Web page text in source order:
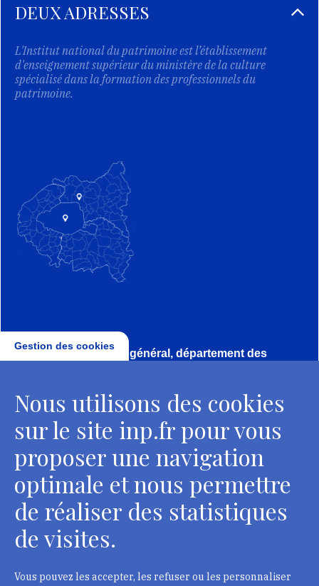
DEUX ADRESSES
L'Institut national du patrimoine est l’établissement
d'enseignement supérieur du ministère de la culture
spécialisé dans la formation des professionnels du
patrimoine.
Direction, secrétariat général, département des
2 rue Vivienne - 75002 Paris
Tél. : + 33 1 44 41 16 41
Contacts
Département des restaurateurs
124 rue Henri Barbusse - 93300 Aubervilliers
Gestion des cookies
Nous utilisons des cookies
sur le site inp.fr pour vous
proposer une navigation
optimale et nous permettre
de réaliser des statistiques
de visites.
Vous pouvez les accepter, les refuser ou les personnaliser